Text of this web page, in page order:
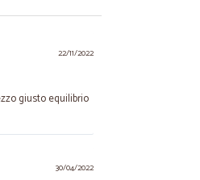
22/11/2022
giusto equilibrio
30/04/2022